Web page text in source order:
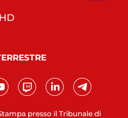
presso il Tribunale di